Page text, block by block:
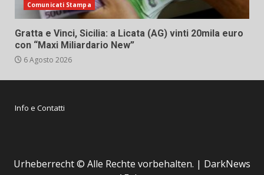
Comunicati Stampa
Gratta e Vinci, Sicilia: a Licata (AG) vinti 20mila euro
con “Maxi Miliardario New”
6 Agosto 2026
Info e Contatti
Urheberrecht © Alle Rechte vorbehalten. | DarkNews